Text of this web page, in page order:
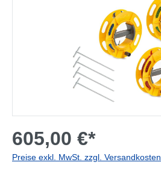
605,00 €*
Preise exkl. MwSt. zzgl. Versandkosten